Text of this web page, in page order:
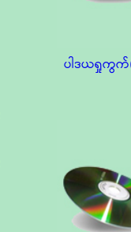
ပါဒယရှုကွက်